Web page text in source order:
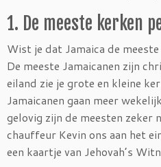
1. De meeste kerken
Wist je dat Jamaica de
De meeste Jamaicanen zijn
eiland zie je grote en kleine
Jamaicanen gaan meer
gelovig zijn de meesten zeker
chauffeur Kevin ons aan het
een kaartje van Jehovah’s